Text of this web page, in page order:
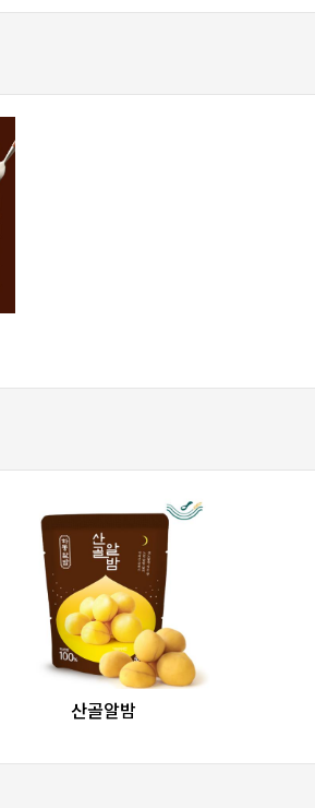
favorite_bordershare
산골알밤